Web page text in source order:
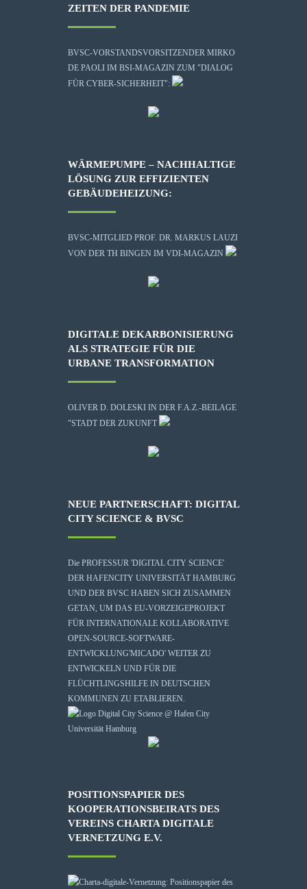
ZEITEN DER PANDEMIE
BVSC-VORSTANDSVORSITZENDER MIRKO
DE PAOLI IM BSI-MAGAZIN ZUM "DIALOG
FÜR CYBER-SICHERHEIT":
WÄRMEPUMPE – NACHHALTIGE
LÖSUNG ZUR EFFIZIENTEN
GEBÄUDEHEIZUNG:
BVSC-MITGLIED PROF. DR. MARKUS LAUZI
VON DER TH BINGEN IM VDI-MAGAZIN
DIGITALE DEKARBONISIERUNG
ALS STRATEGIE FÜR DIE
URBANE TRANSFORMATION
OLIVER D. DOLESKI IN DER F.A.Z.-BEILAGE
"STADT DER ZUKUNFT
NEUE PARTNERSCHAFT: DIGITAL
CITY SCIENCE & BVSC
Die PROFESSUR 'DIGITAL CITY SCIENCE'
DER HAFENCITY UNIVERSITÄT HAMBURG
UND DER BVSC HABEN SICH ZUSAMMEN
GETAN, UM DAS EU-VORZEIGEPROJEKT
FÜR INTERNATIONALE KOLLABORATIVE
OPEN-SOURCE-SOFTWARE-
ENTWICKLUNG'MICADO' WEITER ZU
ENTWICKELN UND FÜR DIE
FLÜCHTLINGSHILFE IN DEUTSCHEN
KOMMUNEN ZU ETABLIEREN.
POSITIONSPAPIER DES
KOOPERATIONSBEIRATS DES
VEREINS CHARTA DIGITALE
VERNETZUNG E.V.